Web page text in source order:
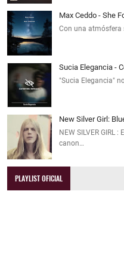
Max Ceddo - She
Con una atmósfera
Sucia Elegancia -
"Sucia Elegancia"
New Silver Girl:
NEW SILVER GIRL
canon…
PLAYLIST OFICIAL